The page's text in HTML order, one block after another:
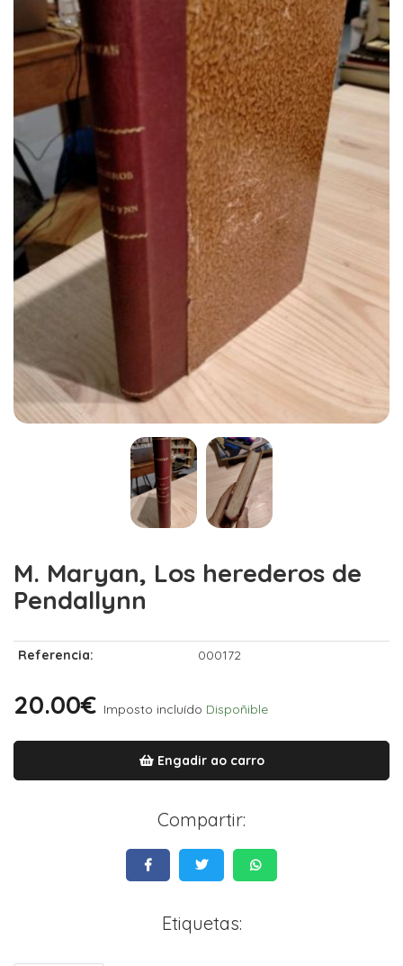
M. Maryan, Los herederos de
Pendallynn
Referencia: 000172
20.00€ Imposto incluído Dispoñible
Engadir ao carro
Compartir:
Etiquetas: